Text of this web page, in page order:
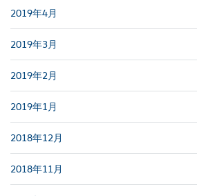
2019年4月
2019年3月
2019年2月
2019年1月
2018年12月
2018年11月